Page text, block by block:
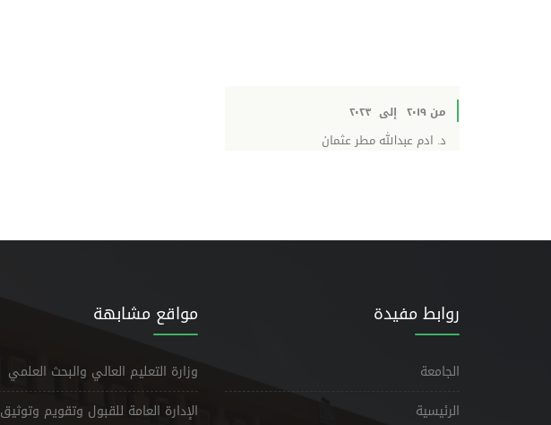
من ٢٠١٩ إلى ٢٠٢٣
د. ادم عبدالله مطر عثمان
روابط مفيدة
الجامعة
الرئيسية
مواقع مشابهة
وزارة التعليم العالي والبحث العلمي
الإدارة العامة للقبول وتقويم وتوثيق